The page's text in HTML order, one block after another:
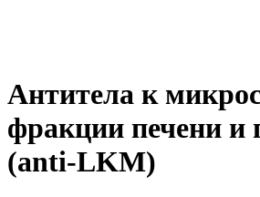
Антитела к
фракции печени и
(anti-LKM)